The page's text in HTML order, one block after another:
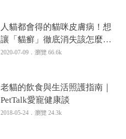
人貓都會得的貓咪皮膚病！想
讓「貓癬」徹底消失該怎麼
做？（下集–治療篇）｜專業獸
2020-07-09．瀏覽 66.6k
老貓的飲食與生活照護指南｜
PetTalk愛寵健康談
2018-05-24．瀏覽 24.3k